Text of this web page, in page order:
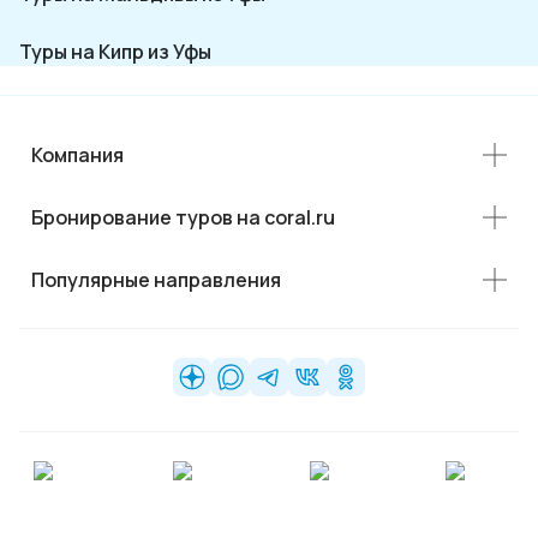
Туры на Кипр из Уфы
Компания
Бронирование туров на coral.ru
Популярные направления